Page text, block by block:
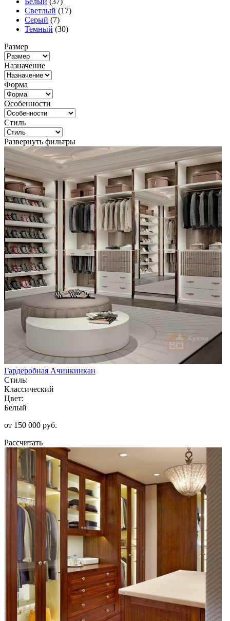
Светлый (17)
Серый (7)
Темный (30)
Размер
Назначение
Форма
Особенности
Стиль
Развернуть фильтры
Гардеробная Ачинкинкан
Стиль:
Классический
Цвет:
Белый
от 150 000 руб.
Рассчитать